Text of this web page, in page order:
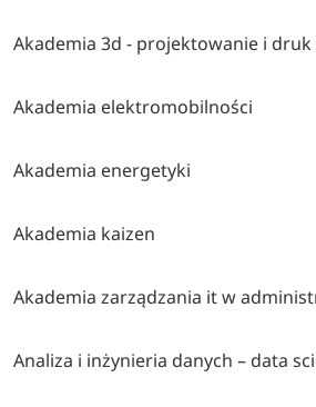
Akademia 3d - projektowanie i druk
Akademia elektromobilności
Akademia energetyki
Akademia kaizen
Akademia zarządzania it w
Analiza i inżynieria danych – data